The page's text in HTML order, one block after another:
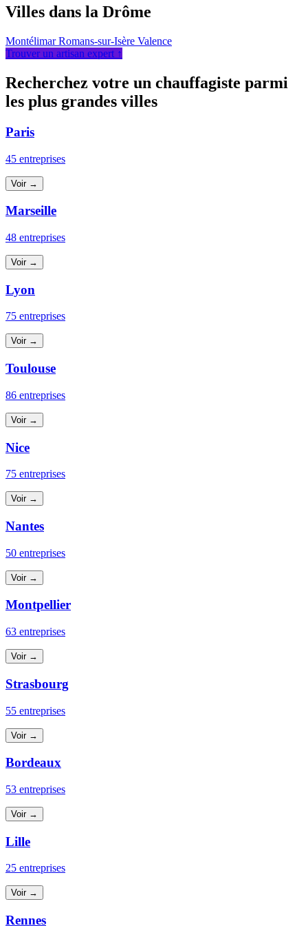
Villes dans la Drôme
MontélimarRomans-sur-Isère Valence
Trouver un artisan expert ↑
Recherchez votre un chauffagiste parmi
les plus grandes villes
Paris
45 entreprises
Voir →
Marseille
48 entreprises
Voir →
Lyon
75 entreprises
Voir →
Toulouse
86 entreprises
Voir →
Nice
75 entreprises
Voir →
Nantes
50 entreprises
Voir →
Montpellier
63 entreprises
Voir →
Strasbourg
55 entreprises
Voir →
Bordeaux
53 entreprises
Voir →
Lille
25 entreprises
Voir →
Rennes